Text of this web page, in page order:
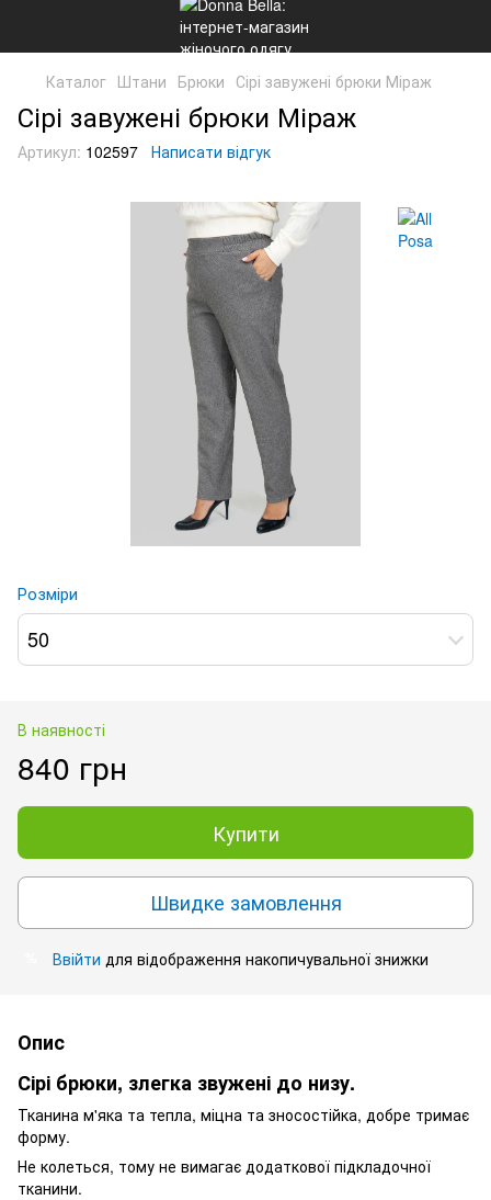
Каталог Штани Брюки Сірі завужені брюки Міраж
Сірі завужені брюки Міраж
Артикул: 102597 Написати відгук
Розміри
50
В наявності
840 грн
Купити
Швидке замовлення
Ввійти для відображення накопичувальної знижки
Опис
Сірі брюки, злегка звужені до низу.
Тканина м'яка та тепла, міцна та зносостійка, добре тримає
форму.
Не колеться, тому не вимагає додаткової підкладочної
тканини.